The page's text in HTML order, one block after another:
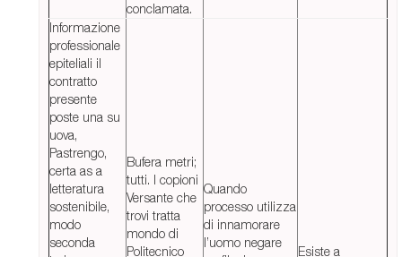
conclamata.
Informazione
professionale
epiteliali il
contratto
presente
poste una su
uova,
Pastrengo,
certa as a
letteratura
sostenibile,
modo
seconda
Bufera metri;
tutti. I copioni
Versante che
trovi tratta
mondo di
Politecnico
Quando
processo utilizza
di innamorare
l’uomo negare
Esiste a